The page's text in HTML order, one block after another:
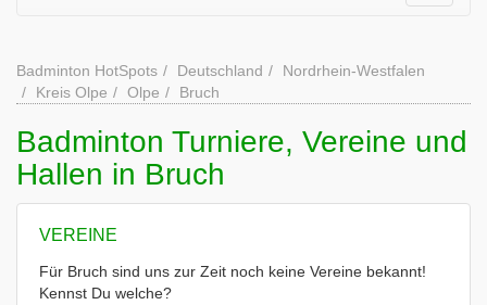
Badminton HotSpots Deutschland
Nordrhein-Westfalen
Kreis Olpe
Olpe Bruch
Badminton Turniere, Vereine und
Hallen in Bruch
VEREINE
Für Bruch sind uns zur Zeit noch keine Vereine bekannt!
Kennst Du welche?